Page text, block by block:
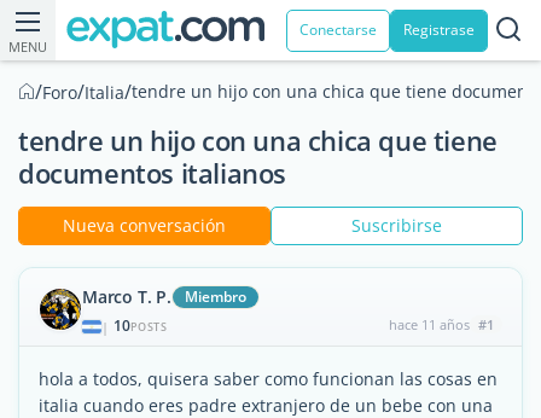
MENU
Conectarse Registrase
/Foro/Italia/tendre un hijo con una chica que tiene
tendre un hijo con una chica que tiene
documentos italianos
Nueva conversación Suscribirse
Marco T. P. Miembro
| 10POSTS hace 11 años #1
hola a todos, quisera saber como funcionan las cosas en
italia cuando eres padre extranjero de un bebe con una